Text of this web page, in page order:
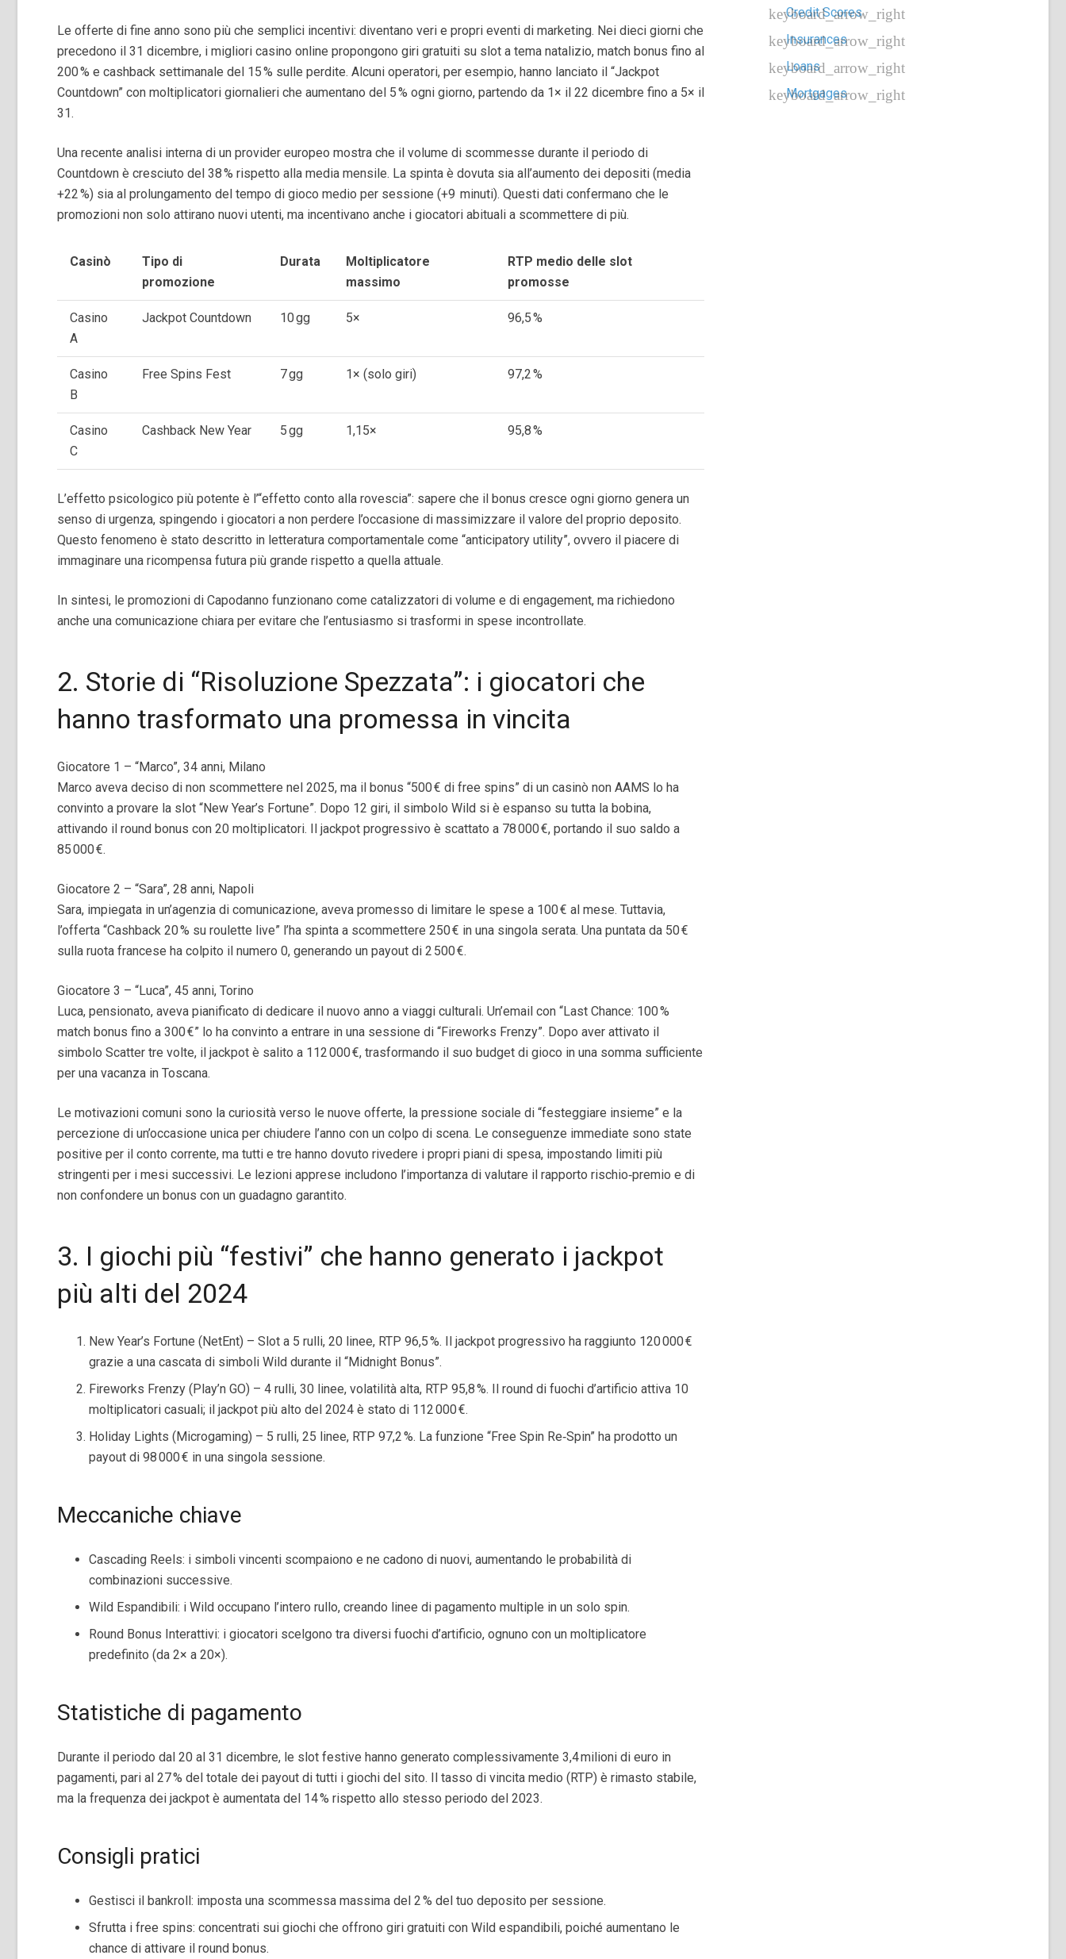
Le offerte di fine anno sono più che semplici incentivi: diventano veri e propri eventi di marketing. Nei dieci giorni che
precedono il 31 dicembre, i migliori casino online propongono giri gratuiti su slot a tema natalizio, match bonus fino al
200 % e cashback settimanale del 15 % sulle perdite. Alcuni operatori, per esempio, hanno lanciato il “Jackpot
Countdown” con moltiplicatori giornalieri che aumentano del 5 % ogni giorno, partendo da 1× il 22 dicembre fino a 5× il
31.
Una recente analisi interna di un provider europeo mostra che il volume di scommesse durante il periodo di
Countdown è cresciuto del 38 % rispetto alla media mensile. La spinta è dovuta sia all’aumento dei depositi (media
+22 %) sia al prolungamento del tempo di gioco medio per sessione (+9 minuti). Questi dati confermano che le
promozioni non solo attirano nuovi utenti, ma incentivano anche i giocatori abituali a scommettere di più.
Casinò
Tipo di
promozione
Durata
Moltiplicatore
massimo
RTP medio delle slot
promosse
Casino
A
Jackpot Countdown 10 gg 5× 96,5 %
Casino
B
Free Spins Fest 7 gg 1× (solo giri) 97,2 %
Casino
C
Cashback New Year 5 gg 1,15× 95,8 %
L’effetto psicologico più potente è l’“effetto conto alla rovescia”: sapere che il bonus cresce ogni giorno genera un
senso di urgenza, spingendo i giocatori a non perdere l’occasione di massimizzare il valore del proprio deposito.
Questo fenomeno è stato descritto in letteratura comportamentale come “anticipatory utility”, ovvero il piacere di
immaginare una ricompensa futura più grande rispetto a quella attuale.
In sintesi, le promozioni di Capodanno funzionano come catalizzatori di volume e di engagement, ma richiedono
anche una comunicazione chiara per evitare che l’entusiasmo si trasformi in spese incontrollate.
2. Storie di “Risoluzione Spezzata”: i giocatori che
hanno trasformato una promessa in vincita
Giocatore 1 – “Marco”, 34 anni, Milano
Marco aveva deciso di non scommettere nel 2025, ma il bonus “500 € di free spins” di un casinò non AAMS lo ha
convinto a provare la slot “New Year’s Fortune”. Dopo 12 giri, il simbolo Wild si è espanso su tutta la bobina,
attivando il round bonus con 20 moltiplicatori. Il jackpot progressivo è scattato a 78 000 €, portando il suo saldo a
85 000 €.
Giocatore 2 – “Sara”, 28 anni, Napoli
Sara, impiegata in un’agenzia di comunicazione, aveva promesso di limitare le spese a 100 € al mese. Tuttavia,
l’offerta “Cashback 20 % su roulette live” l’ha spinta a scommettere 250 € in una singola serata. Una puntata da 50 €
sulla ruota francese ha colpito il numero 0, generando un payout di 2 500 €.
Giocatore 3 – “Luca”, 45 anni, Torino
Luca, pensionato, aveva pianificato di dedicare il nuovo anno a viaggi culturali. Un’email con “Last Chance: 100 %
match bonus fino a 300 €” lo ha convinto a entrare in una sessione di “Fireworks Frenzy”. Dopo aver attivato il
simbolo Scatter tre volte, il jackpot è salito a 112 000 €, trasformando il suo budget di gioco in una somma sufficiente
per una vacanza in Toscana.
Le motivazioni comuni sono la curiosità verso le nuove offerte, la pressione sociale di “festeggiare insieme” e la
percezione di un’occasione unica per chiudere l’anno con un colpo di scena. Le conseguenze immediate sono state
positive per il conto corrente, ma tutti e tre hanno dovuto rivedere i propri piani di spesa, impostando limiti più
stringenti per i mesi successivi. Le lezioni apprese includono l’importanza di valutare il rapporto rischio‑premio e di
non confondere un bonus con un guadagno garantito.
3. I giochi più “festivi” che hanno generato i jackpot
più alti del 2024
New Year’s Fortune (NetEnt) – Slot a 5 rulli, 20 linee, RTP 96,5 %. Il jackpot progressivo ha raggiunto 120 000 €
grazie a una cascata di simboli Wild durante il “Midnight Bonus”.
Fireworks Frenzy (Play’n GO) – 4 rulli, 30 linee, volatilità alta, RTP 95,8 %. Il round di fuochi d’artificio attiva 10
moltiplicatori casuali; il jackpot più alto del 2024 è stato di 112 000 €.
Holiday Lights (Microgaming) – 5 rulli, 25 linee, RTP 97,2 %. La funzione “Free Spin Re‑Spin” ha prodotto un
payout di 98 000 € in una singola sessione.
Meccaniche chiave
Cascading Reels: i simboli vincenti scompaiono e ne cadono di nuovi, aumentando le probabilità di
combinazioni successive.
Wild Espandibili: i Wild occupano l’intero rullo, creando linee di pagamento multiple in un solo spin.
Round Bonus Interattivi: i giocatori scelgono tra diversi fuochi d’artificio, ognuno con un moltiplicatore
predefinito (da 2× a 20×).
Statistiche di pagamento
Durante il periodo dal 20 al 31 dicembre, le slot festive hanno generato complessivamente 3,4 milioni di euro in
pagamenti, pari al 27 % del totale dei payout di tutti i giochi del sito. Il tasso di vincita medio (RTP) è rimasto stabile,
ma la frequenza dei jackpot è aumentata del 14 % rispetto allo stesso periodo del 2023.
Consigli pratici
Gestisci il bankroll: imposta una scommessa massima del 2 % del tuo deposito per sessione.
Sfrutta i free spins: concentrati sui giochi che offrono giri gratuiti con Wild espandibili, poiché aumentano le
chance di attivare il round bonus.
Credit Scores
Insurances
Loans
Mortgages